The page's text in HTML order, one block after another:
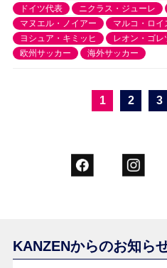
ドイツ代表
ニクラス・ジューレ
マヌエル・ノイアー
マルコ・ロイ
ヨシュア・キミッヒ
レオン・ゴレ
欧州サッカー
海外サッカー
1 2 3
KANZENからのお知ら